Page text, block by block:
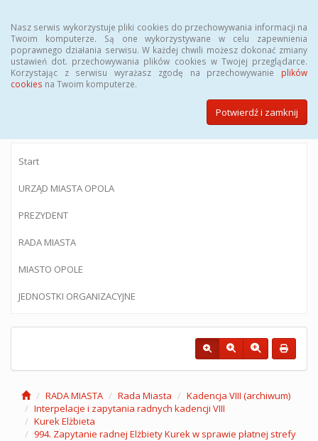
Nasz serwis wykorzystuje pliki cookies do przechowywania informacji na
Twoim komputerze. Są one wykorzystywane w celu zapewnienia
poprawnego działania serwisu. W każdej chwili możesz dokonać zmiany
ustawień dot. przechowywania plików cookies w Twojej przeglądarce.
Korzystając z serwisu wyrażasz zgodę na przechowywanie plików
cookies na Twoim komputerze.
Potwierdź i zamknij
BIULETYN INFORMACJI PUBLICZNEJ
Urzędu Miasta Opola
Start
URZĄD MIASTA OPOLA
PREZYDENT
RADA MIASTA
MIASTO OPOLE
JEDNOSTKI ORGANIZACYJNE
RADA MIASTA Rada Miasta
Kadencja VIII (archiwum)
Interpelacje i zapytania radnych kadencji VIII
Kurek Elżbieta
994. Zapytanie radnej Elżbiety Kurek w sprawie płatnej strefy